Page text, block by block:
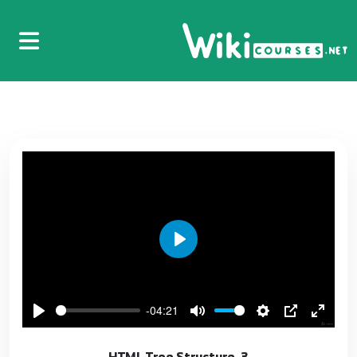
-04:21
Play
11. Ordered List
4:13
10
13. Floating Elements
3:18